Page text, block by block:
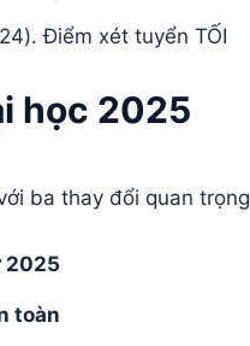
Điểm xét tuyển TỐI
học 2025
ba thay đổi quan trọng
2025
toàn